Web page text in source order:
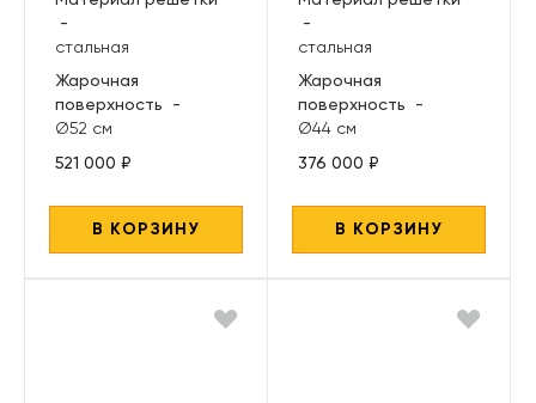
-
стальная
Жарочная
поверхность
-
Ø52 см
521 000 ₽
В КОРЗИНУ
-
стальная
Жарочная
поверхность
-
Ø44 см
376 000 ₽
В КОРЗИНУ